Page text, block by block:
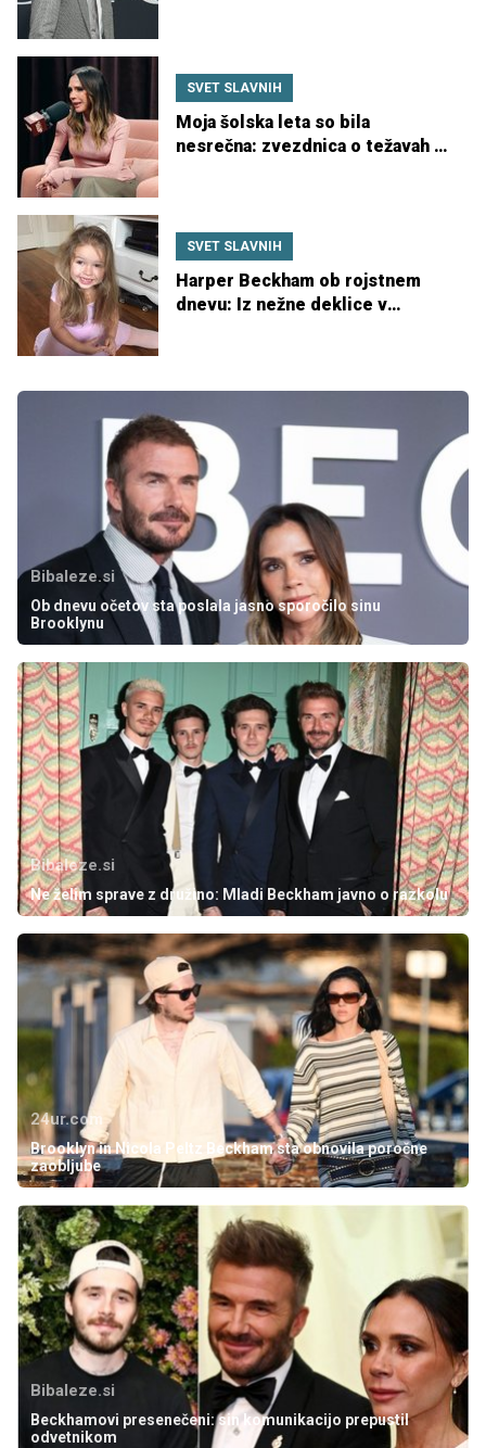
SVET SLAVNIH
Moja šolska leta so bila
nesrečna: zvezdnica o težavah z
SVET SLAVNIH
Harper Beckham ob rojstnem
dnevu: Iz nežne deklice v
Bibaleze.si
Ob dnevu očetov sta poslala jasno sporočilo sinu
Brooklynu
Bibaleze.si
Ne želim sprave z družino: Mladi Beckham javno o razkolu
24ur.com
Brooklyn in Nicola Peltz Beckham sta obnovila poročne
zaobljube
Bibaleze.si
Beckhamovi presenečeni: sin komunikacijo prepustil
odvetnikom